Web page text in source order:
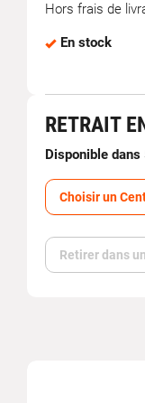
Hors frais de
En stock
RETRAIT
Disponible
Choisir un
Retirer dans